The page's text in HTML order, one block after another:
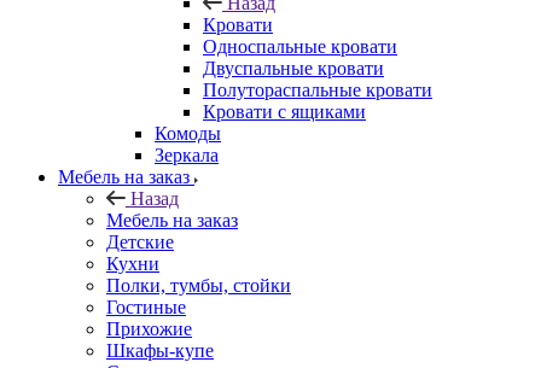
Кровати
Односпальные кровати
Двуспальные кровати
Полутораспальные кровати
Кровати с ящиками
Комоды
Зеркала
Мебель на заказ
Назад
Мебель на заказ
Детские
Кухни
Полки, тумбы, стойки
Гостиные
Прихожие
Шкафы-купе